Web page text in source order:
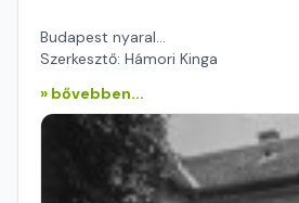
Budapest nyaral...
Szerkesztő: Hámori Kinga
» bővebben...